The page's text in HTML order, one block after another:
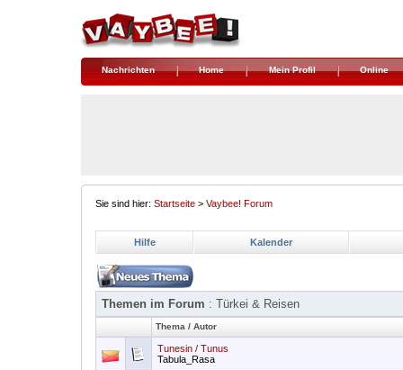
Nachrichten Home Mein Profil Online
Sie sind hier: Startseite > Vaybee! Forum
Hilfe Kalender
Themen im Forum : Türkei & Reisen
Thema / Autor
Tunesin / Tunus
Tabula_Rasa